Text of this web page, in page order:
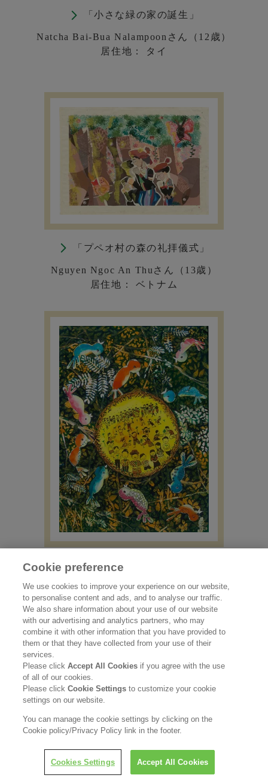
「小さな緑の家の誕生」
Natcha Bai-Bua Nalampoonさん（12歳）
居住地： タイ
「プペオ村の森の礼拝儀式」
Nguyen Ngoc An Thuさん（13歳）
居住地： ベトナム
「美しい小鳥たちに森をかえそう」
Phonsiri Saiyingさん（11歳）
居住地： タイ
Cookie preference
We use cookies to improve your experience on our website,
to personalise content and ads, and to analyse our traffic.
We also share information about your use of our website
with our advertising and analytics partners, who may
combine it with other information that you have provided to
them or that they have collected from your use of their
services.
Please clickAccept All Cookies if you agree with the use
of all of our cookies.
Please clickCookie Settingsto customize your cookie
settings on our website.
You can manage the cookie settings by clicking on the
Cookie policy/Privacy Policy link in the footer.
Cookies Settings Accept All Cookies